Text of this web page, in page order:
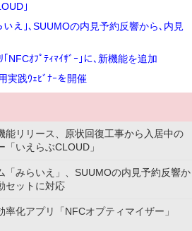
｣
いえ｣､SUUMOの内見予約反響から､内見
｢NFCｵﾌﾟﾃｨﾏｲｻﾞｰ｣に､新機能を追加
実践ｳｪﾋﾞﾅｰを開催
能リリース、原状回復工事から入居中の
いえらぶCLOUD」
「みらいえ」、SUUMOの内見予約反響か
セットに対応
化アプリ「NFCオプティマイザー」